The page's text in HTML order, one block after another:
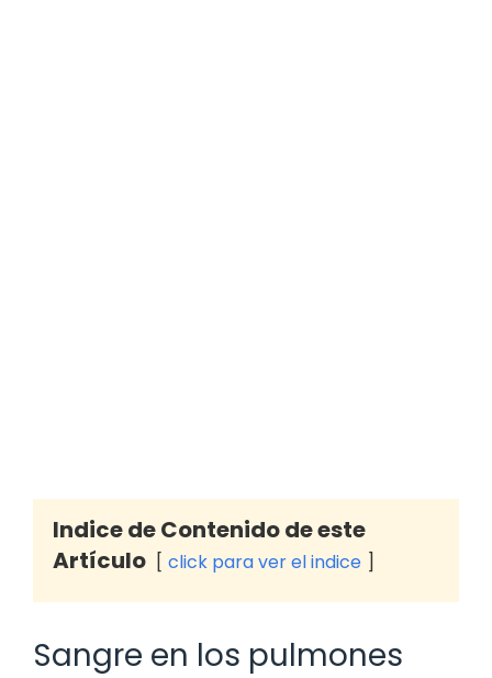
Indice de Contenido de este
Artículo
click para ver el indice
Sangre en los pulmones